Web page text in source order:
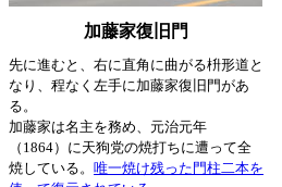
加藤家復旧門
先に進むと、右に直角に曲がる枡形道と
なり、程なく左手に加藤家復旧門があ
る。
加藤家は名主を務め、元治元年
（1864）に天狗党の焼打ちに遭って全
焼している。 唯一焼け残った門柱二本を